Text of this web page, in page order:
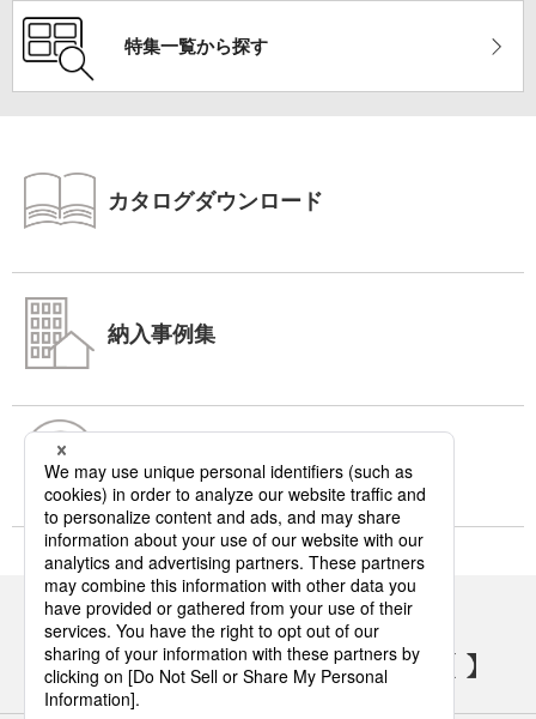
特集一覧から探す
カタログダウンロード
納入事例集
パナソニックの電気設備 SNSアカウント